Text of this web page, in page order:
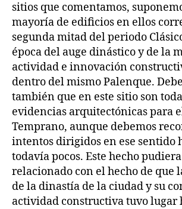
sitios que comentamos,
mayoría de edificios en ellos
segunda mitad del periodo
época del auge dinástico y de la
actividad e innovación
dentro del mismo Palenque.
también que en este sitio son
evidencias arquitectónicas para
Temprano, aunque debemos
intentos dirigidos en ese sentido
todavía pocos. Este hecho
relacionado con el hecho de que
de la dinastía de la ciudad y su
actividad constructiva tuvo lugar